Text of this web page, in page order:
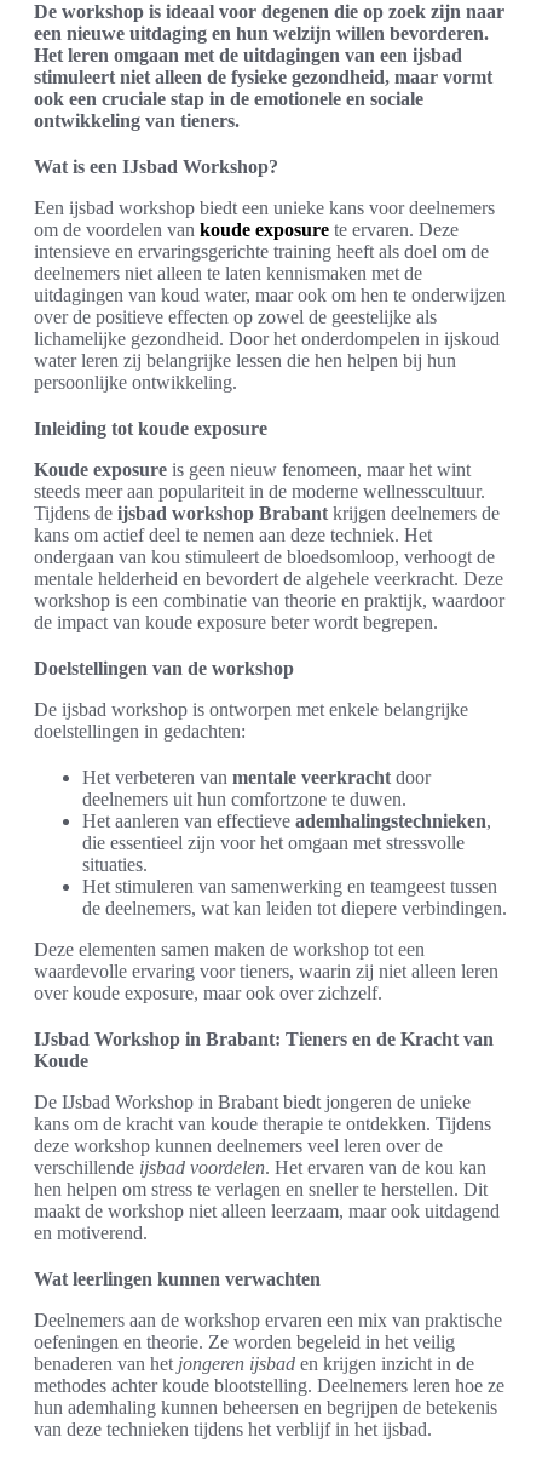
De workshop is ideaal voor degenen die op zoek zijn naar
een nieuwe uitdaging en hun welzijn willen bevorderen.
Het leren omgaan met de uitdagingen van een ijsbad
stimuleert niet alleen de fysieke gezondheid, maar vormt
ook een cruciale stap in de emotionele en sociale
ontwikkeling van tieners.
Wat is een IJsbad Workshop?
Een ijsbad workshop biedt een unieke kans voor deelnemers
om de voordelen van koude exposure te ervaren. Deze
intensieve en ervaringsgerichte training heeft als doel om de
deelnemers niet alleen te laten kennismaken met de
uitdagingen van koud water, maar ook om hen te onderwijzen
over de positieve effecten op zowel de geestelijke als
lichamelijke gezondheid. Door het onderdompelen in ijskoud
water leren zij belangrijke lessen die hen helpen bij hun
persoonlijke ontwikkeling.
Inleiding tot koude exposure
Koude exposure is geen nieuw fenomeen, maar het wint
steeds meer aan populariteit in de moderne wellnesscultuur.
Tijdens de ijsbad workshop Brabant krijgen deelnemers de
kans om actief deel te nemen aan deze techniek. Het
ondergaan van kou stimuleert de bloedsomloop, verhoogt de
mentale helderheid en bevordert de algehele veerkracht. Deze
workshop is een combinatie van theorie en praktijk, waardoor
de impact van koude exposure beter wordt begrepen.
Doelstellingen van de workshop
De ijsbad workshop is ontworpen met enkele belangrijke
doelstellingen in gedachten:
Het verbeteren van mentale veerkracht door
deelnemers uit hun comfortzone te duwen.
Het aanleren van effectieve ademhalingstechnieken,
die essentieel zijn voor het omgaan met stressvolle
situaties.
Het stimuleren van samenwerking en teamgeest tussen
de deelnemers, wat kan leiden tot diepere verbindingen.
Deze elementen samen maken de workshop tot een
waardevolle ervaring voor tieners, waarin zij niet alleen leren
over koude exposure, maar ook over zichzelf.
IJsbad Workshop in Brabant: Tieners en de Kracht van
Koude
De IJsbad Workshop in Brabant biedt jongeren de unieke
kans om de kracht van koude therapie te ontdekken. Tijdens
deze workshop kunnen deelnemers veel leren over de
verschillende ijsbad voordelen. Het ervaren van de kou kan
hen helpen om stress te verlagen en sneller te herstellen. Dit
maakt de workshop niet alleen leerzaam, maar ook uitdagend
en motiverend.
Wat leerlingen kunnen verwachten
Deelnemers aan de workshop ervaren een mix van praktische
oefeningen en theorie. Ze worden begeleid in het veilig
benaderen van het jongeren ijsbad en krijgen inzicht in de
methodes achter koude blootstelling. Deelnemers leren hoe ze
hun ademhaling kunnen beheersen en begrijpen de betekenis
van deze technieken tijdens het verblijf in het ijsbad.